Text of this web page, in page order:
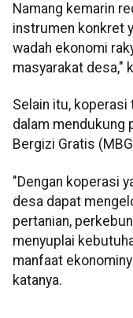
Namang kemarin
instrumen konkret
wadah ekonomi
masyarakat desa,"
Selain itu,
dalam mendukung
Bergizi Gratis
"Dengan koperasi
desa dapat
pertanian,
menyuplai
manfaat
katanya.